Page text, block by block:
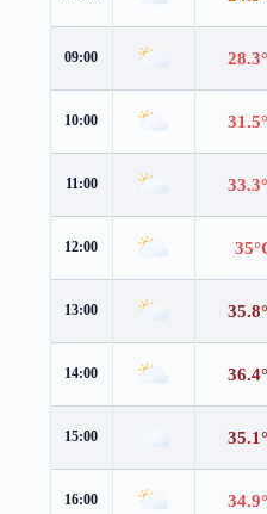
09:00
10:00
11:00
12:00
13:00
14:00
15:00
16:00